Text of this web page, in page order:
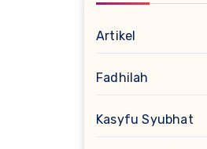
Artikel
Fadhilah
Kasyfu Syubhat